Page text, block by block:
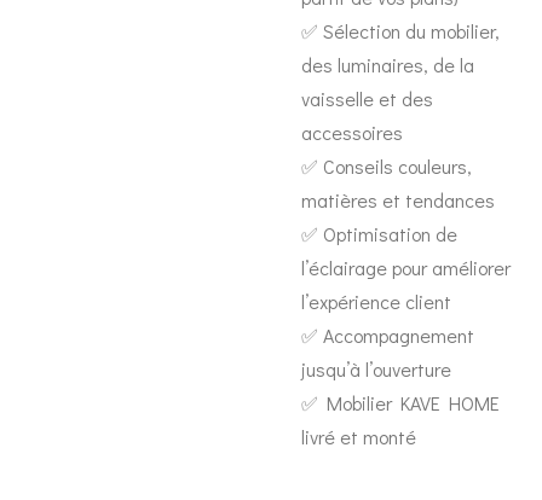
✅ Sélection du mobilier,
des luminaires, de la
vaisselle et des
accessoires
✅ Conseils couleurs,
matières et tendances
✅ Optimisation de
l’éclairage pour améliorer
l’expérience client
✅ Accompagnement
jusqu’à l’ouverture
✅ Mobilier KAVE HOME
livré et monté